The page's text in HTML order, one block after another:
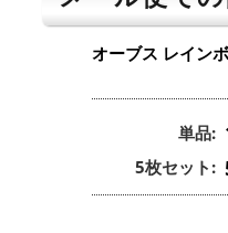
オーブス レイン
単品:
5枚セット: